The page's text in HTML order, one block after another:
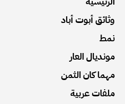
وثائق أبوت أباد
نمط
مونديال العار
مهما كان الثمن
ملفات عربية